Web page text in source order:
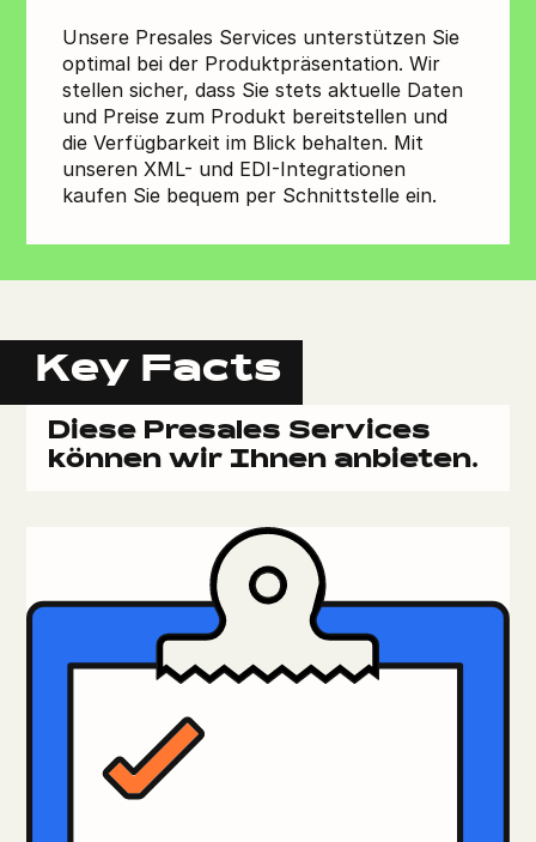
Unsere Presales Services unterstützen Sie
optimal bei der Produktpräsentation. Wir
stellen sicher, dass Sie stets aktuelle Daten
und Preise zum Produkt bereitstellen und
die Verfügbarkeit im Blick behalten. Mit
unseren XML- und EDI-Integrationen
kaufen Sie bequem per Schnittstelle ein.
Key Facts
Diese Presales Services
können wir Ihnen anbieten.